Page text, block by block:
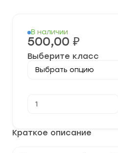
Краткое описание
В наличии
500,00 ₽
Выберите класс
товара
этап
по